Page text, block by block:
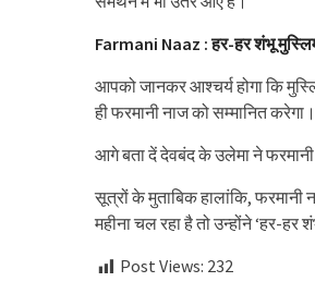
Farmani Naaz : हर-हर शंभू मुस्लिम
आपको जानकर आश्चर्य होगा कि
ही फरमानी नाज को सम्मानित करेगा।
आगे बता दें देवबंद के उलेमा ने
सूत्रों के मुताबिक हालांकि, फरमानी
महीना चल रहा है तो उन्होंने ‘हर-
Post Views: 232